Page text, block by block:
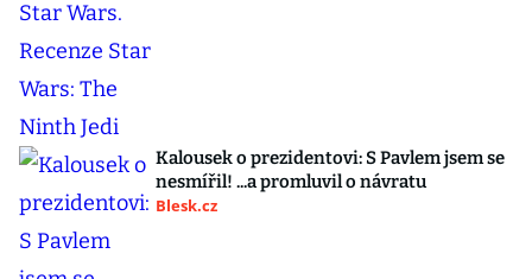
Kalousek o prezidentovi: S Pavlem jsem se
nesmířil! ...a promluvil o návratu
Blesk.cz